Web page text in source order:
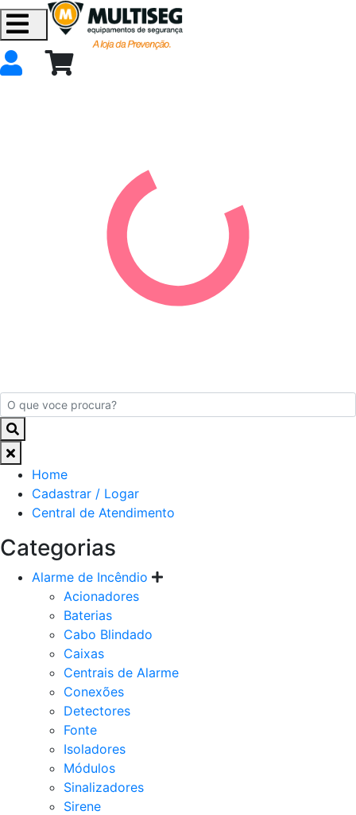
Home
Cadastrar / Logar
Central de Atendimento
Categorias
Alarme de Incêndio
Acionadores
Baterias
Cabo Blindado
Caixas
Centrais de Alarme
Conexões
Detectores
Fonte
Isoladores
Módulos
Sinalizadores
Sirene